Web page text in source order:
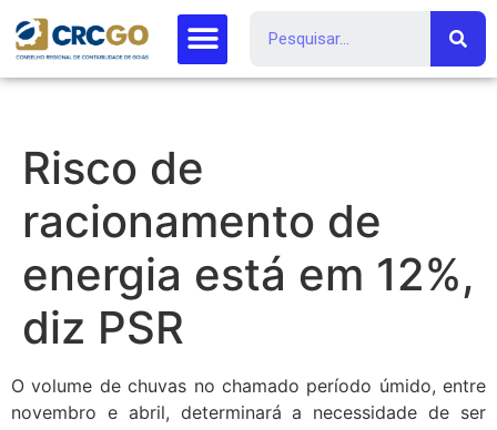
Risco de
racionamento de
energia está em 12%,
diz PSR
O volume de chuvas no chamado período úmido, entre
novembro e abril, determinará a necessidade de ser